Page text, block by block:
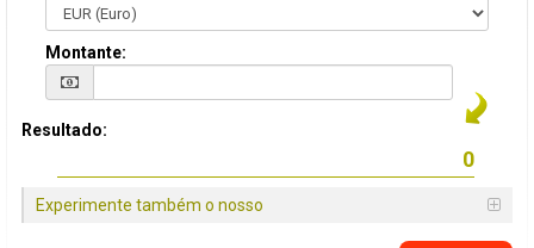
Montante:
Resultado:
Experimente também o nosso